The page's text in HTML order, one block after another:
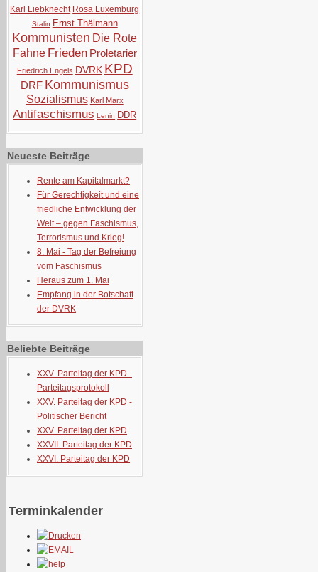
Karl Liebknecht Rosa Luxemburg
Stalin Ernst Thälmann
Kommunisten Die Rote
Fahne Frieden Proletarier
Friedrich Engels DVRK KPD
DRF Kommunismus
Sozialismus Karl Marx
Antifaschismus Lenin DDR
Neueste Beiträge
Rente am Kapitalmarkt?
Für Gerechtigkeit und eine
friedliche Entwicklung der
Welt – gegen Faschismus,
Terrorismus und Krieg!
8. Mai - Tag der Befreiung
vom Faschismus
Heraus zum 1. Mai
Empfang in der Botschaft
der DVRK
Beliebte Beiträge
XXV. Parteitag der KPD -
Parteitagsprotokoll
XXV. Parteitag der KPD -
Politischer Bericht
XXV. Parteitag der KPD
XXVII. Parteitag der KPD
XXVI. Parteitag der KPD
Terminkalender